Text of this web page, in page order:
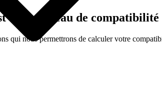
votre niveau de
qui nous permettrons de calculer votre